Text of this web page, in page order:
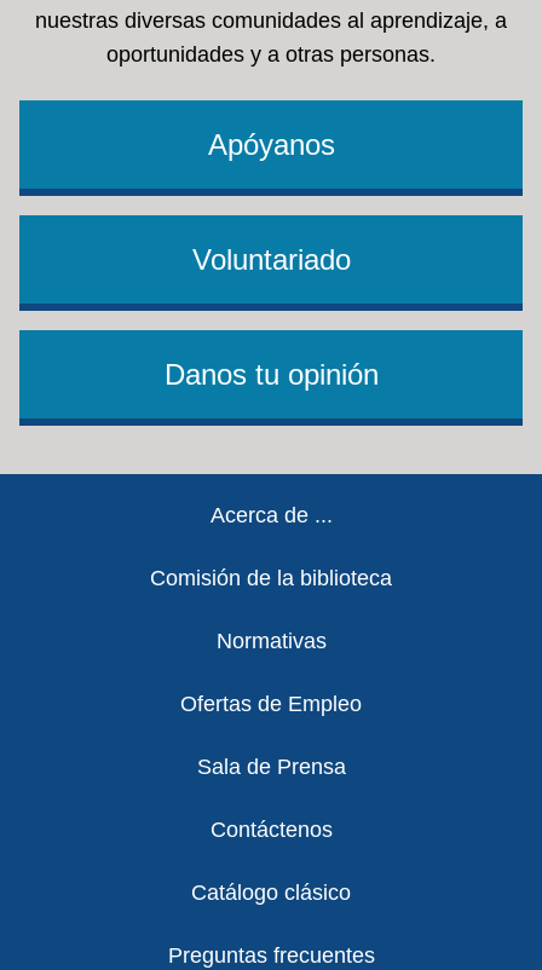
nuestras diversas comunidades al aprendizaje, a
oportunidades y a otras personas.
Apóyanos
Voluntariado
Danos tu opinión
Acerca de ...
Comisión de la biblioteca
Normativas
Ofertas de Empleo
Sala de Prensa
Contáctenos
Catálogo clásico
Preguntas frecuentes